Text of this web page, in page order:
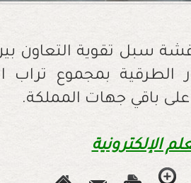
سبل تقوية التعاون
الطرقية بمجموع تراب
على باقي جهات المملكة.
الإلكترونية